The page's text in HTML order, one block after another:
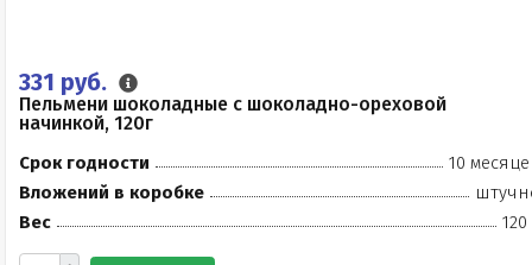
331 руб.
Пельмени шоколадные с шоколадно-ореховой
начинкой, 120г
Срок годности
10
Вложений в коробке
Вес
120